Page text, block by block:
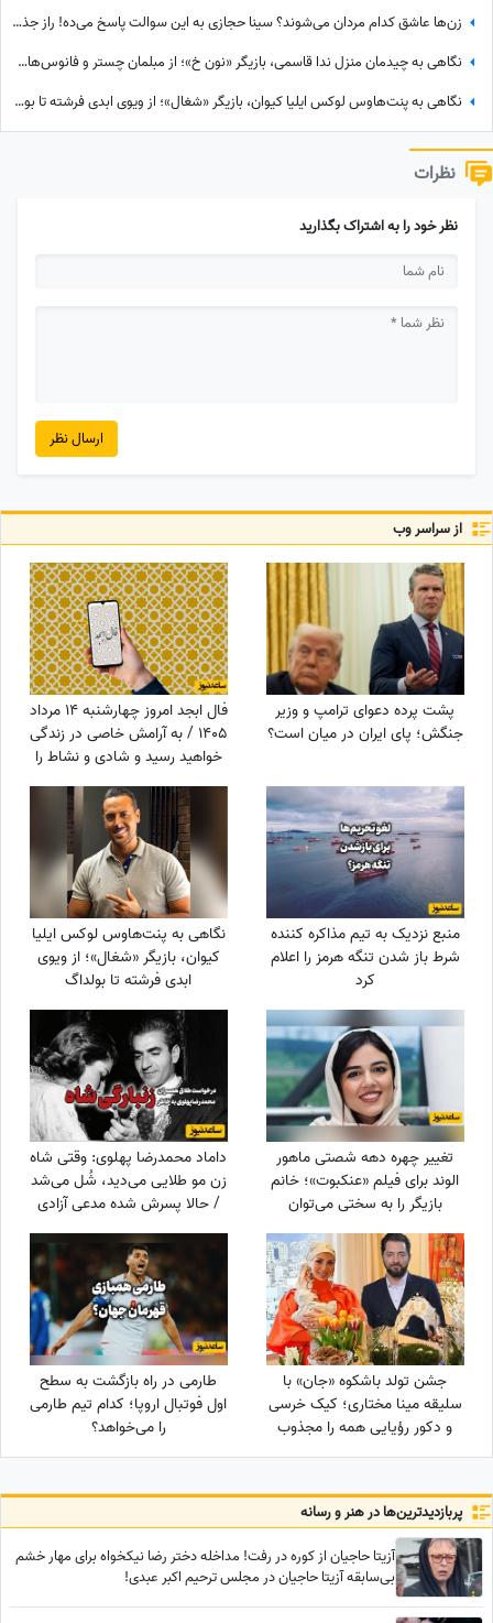
زن‌ها عاشق کدام مردان می‌شوند؟ سینا حجازی به این سوالت پاسخ می‌ده! راز جذابیت از نگاه سینا حجازی!
نگاهی به چیدمان منزل ندا قاسمی، بازیگر «نون خ»؛ از مبلمان چستر و فانوس‌های دکوراتیو تا کابینت شیشه‌ای و آباژورهای کلاسیک
نگاهی به پنت‌هاوس لوکس ایلیا کیوان، بازیگر «شغال»؛ از ویوی ابدی فرشته تا بولداگ دوست‌داشتنی و دکوراسیون چشم‌نواز
نظرات
نظر خود را به اشتراک بگذارید
ارسال نظر
از سراسر وب
پشت پرده دعوای ترامپ و وزیر
جنگش؛ پای ایران در میان است؟
فال ابجد امروز چهارشنبه 14 مرداد
1405 / به آرامش خاصی در زندگی
خواهید رسید و شادی و نشاط را
در آینده به دست می‌آورید
منبع نزدیک به تیم مذاکره کننده
شرط باز شدن تنگه هرمز را اعلام
کرد
نگاهی به پنت‌هاوس لوکس ایلیا
کیوان، بازیگر «شغال»؛ از ویوی
ابدی فرشته تا بولداگ
دوست‌داشتنی و دکوراسیون
چشم‌نواز
تغییر چهره دهه شصتی ماهور
الوند برای فیلم «عنکبوت»؛ خانم
بازیگر را به سختی می‌توان
شناخت + عکس
داماد محمدرضا پهلوی: وقتی شاه
زن مو طلایی می‌دید، شُل می‌شد
/ حالا پسرش شده مدعی آزادی
زنان!!!
جشن تولد باشکوه «جان» با
سلیقه مینا مختاری؛ کیک خرسی
و دکور رؤیایی همه را مجذوب
کرد
طارمی در راه بازگشت به سطح
اول فوتبال اروپا؛ کدام تیم طارمی
را می‌خواهد؟
پربازدید‌ترین‌ها در هنر و رسانه
آزیتا حاجیان از کوره در رفت! مداخله دختر رضا نیکخواه برای مهار خشم
بی‌سابقه آزیتا حاجیان در مجلس ترحیم اکبر عبدی!